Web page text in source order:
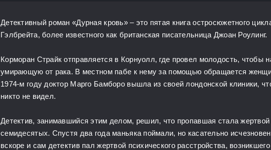
Детективный роман «Дурная кровь» – это пятая книга остросюжетного
Гэлбрейта, более известного как британская писательница Джоан Роулинг.
Корморан Страйк отправляется в Корнуолл, где провел молодость, чтобы
умирающую от рака. В местном пабе к нему за помощью обращается
1974-м году доктор Марго Бамборо вышла из своей лондонской клиники,
никто не видел.
Детектив, занимавшийся этим делом, решил, что пропавшая стала жертвой
семидесятых. Спустя два года маньяка поймали, но касательно
вскоре и сам детектив пал жертвой психического расстройства,